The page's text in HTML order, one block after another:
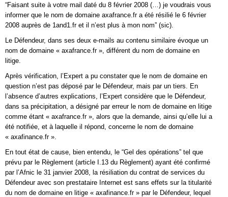
“Faisant suite à votre mail daté du 8 février 2008 (…) je voudrais vous
informer que le nom de domaine axafrance.fr a été résilié le 6 février
2008 auprès de 1and1.fr et il n’est plus à mon nom” (sic).
Le Défendeur, dans ses deux e-mails au contenu similaire évoque un
nom de domaine « axafrance.fr », différent du nom de domaine en
litige.
Après vérification, l’Expert a pu constater que le nom de domaine en
question n’est pas déposé par le Défendeur, mais par un tiers. En
l’absence d’autres explications, l’Expert considère que le Défendeur,
dans sa précipitation, a désigné par erreur le nom de domaine en litige
comme étant « axafrance.fr », alors que la demande, ainsi qu’elle lui a
été notifiée, et à laquelle il répond, concerne le nom de domaine
« axafinance.fr ».
En tout état de cause, bien entendu, le “Gel des opérations” tel que
prévu par le Règlement (article I.13 du Règlement) ayant été confirmé
par l’Afnic le 31 janvier 2008, la résiliation du contrat de services du
Défendeur avec son prestataire Internet est sans effets sur la titularité
du nom de domaine en litige « axafinance.fr » par le Défendeur, lequel